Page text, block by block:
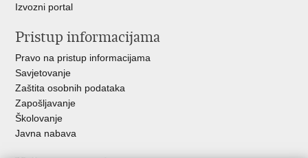
Izvozni portal
Pristup informacijama
Pravo na pristup informacijama
Savjetovanje
Zaštita osobnih podataka
Zapošljavanje
Školovanje
Javna nabava